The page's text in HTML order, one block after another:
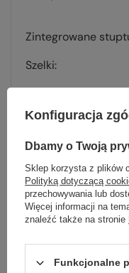
Zintegrowane
Szelki
Kod EAN
czy
Konfiguracja
Dbamy o Twoją
Sklep korzysta z plików
Polityką dotyczącą
przechowywania lub
Więcej informacji na
znaleźć także na stronie
Funkcjonalne